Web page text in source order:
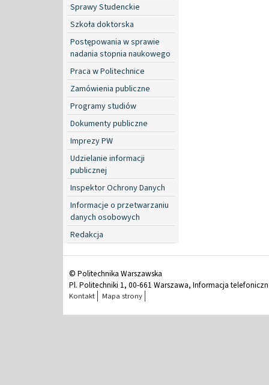
Sprawy Studenckie
Szkoła doktorska
Postępowania w sprawie
nadania stopnia naukowego
Praca w Politechnice
Zamówienia publiczne
Programy studiów
Dokumenty publiczne
Imprezy PW
Udzielanie informacji
publicznej
Inspektor Ochrony Danych
Informacje o przetwarzaniu
danych osobowych
Redakcja
© Politechnika Warszawska
Pl. Politechniki 1, 00-661 Warszawa, Informacja
Kontakt Mapa strony